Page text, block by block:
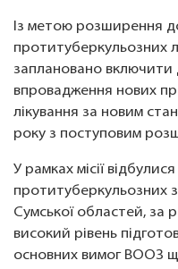
Із метою розширення
протитуберкульозних
заплановано включити
впровадження нових
лікування за новим
року з поступовим
У рамках місії
протитуберкульозних
Сумської областей, за
високий рівень
основних вимог ВООЗ